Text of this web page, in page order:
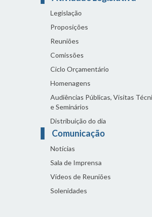
Legislação
Proposições
Reuniões
Comissões
Ciclo Orçamentário
Homenagens
Audiências Públicas, Visitas
e Seminários
Distribuição do dia
Comunicação
Notícias
Sala de Imprensa
Vídeos de Reuniões
Solenidades